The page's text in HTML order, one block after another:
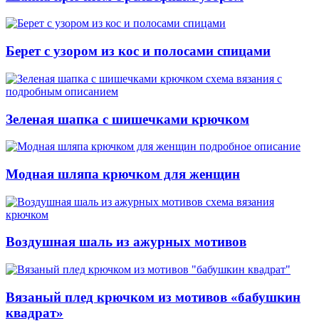
Берет с узором из кос и полосами спицами
Зеленая шапка с шишечками крючком
Модная шляпа крючком для женщин
Воздушная шаль из ажурных мотивов
Вязаный плед крючком из мотивов «бабушкин
квадрат»